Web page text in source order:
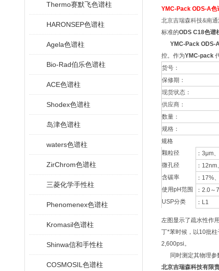
Thermo赛默飞色谱柱
HARONSEP色谱柱
Agela色谱柱
Bio-Rad伯乐色谱柱
ACE色谱柱
Shodex色谱柱
岛津色谱柱
waters色谱柱
ZirChrom色谱柱
三菱化学手性柱
Phenomenex色谱柱
Kromasil色谱柱
Shinwa信和手性柱
COSMOSIL色谱柱
YMC-Pack ODS-A
北京吉瑞森科技&南
标准的ODS C18色谱
YMC-Pack ODS-
控。作为YMC-pack
货号：
保修期：
现货状态：
供应商：
数量：
规格：
规格
颗粒径
：3μm
微孔径
：12nm
含碳率
：17%
使用pH范围
：2.0～
USP分类
：L1
左图显示了疏水性作
丁*苯时候，以10批
2,600psi。
同时测定其物理参
北京吉瑞森科技有限